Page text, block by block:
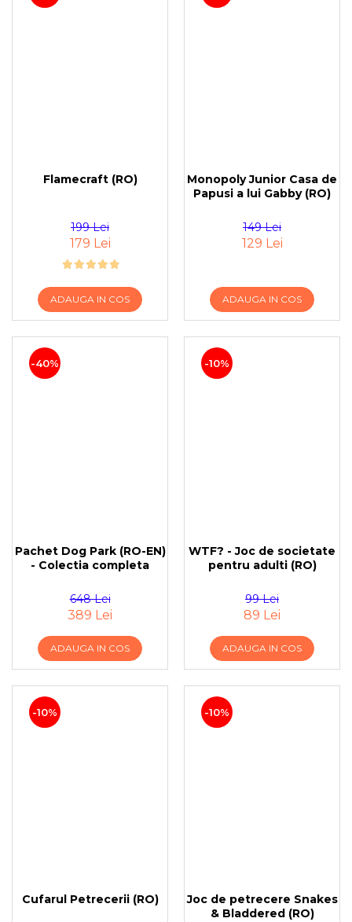
Flamecraft (RO)
199 Lei
179 Lei
ADAUGA IN COS
Monopoly Junior Casa de
Papusi a lui Gabby (RO)
149 Lei
129 Lei
ADAUGA IN COS
-40%
Pachet Dog Park (RO-EN)
- Colectia completa
648 Lei
389 Lei
ADAUGA IN COS
-10%
WTF? - Joc de societate
pentru adulti (RO)
99 Lei
89 Lei
ADAUGA IN COS
-10%
Cufarul Petrecerii (RO)
-10%
Joc de petrecere Snakes
& Bladdered (RO)